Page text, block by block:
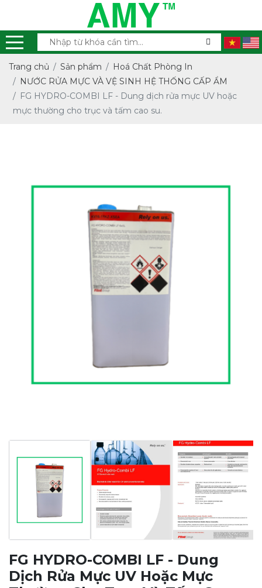
Trang chủ Sản phẩm
Hoá Chất Phòng In
NƯỚC RỬA MỰC VÀ VỆ SINH HỆ THỐNG CẤP ẨM
FG HYDRO-COMBI LF - Dung dịch rửa mực UV hoặc
mực thường cho trục và tấm cao su.
FG HYDRO-COMBI LF - Dung
Dịch Rửa Mực UV Hoặc Mực